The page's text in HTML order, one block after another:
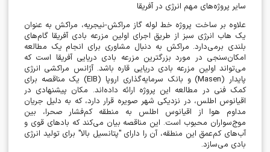
سایر پروژه‌های مهم انرژی در آفریقا
علاوه بر ساخت پروژه خط لوله گاز مراکش-نیجریه، مراکش به عنوان
یک هاب انرژی سبز از طریق اجرای اولین مزرعه بادی آفریقا گام‌های
بلندی برمی‌دارد. مراکش به دنبال مشاوری برای انجام یک مطالعه
امکان‌سنجی در مورد بزرگترین مزرعه بادی دریایی آفریقا است که
می‌تواند اولین مزرعه بادی دریایی قاره باشد. آژانس مراکشی انرژی
پایدار(Masen)و بانک سرمایه‌گذاری اروپا (EIB) یک مناقصه برای
کمک فنی در مطالعه این پروژه ارائه داده‌اند. مکان پیشنهادی در
اقیانوس اطلس، در نزدیکی شهر صویره قرار دارد، که به دلیل جریان
مداوم هوا از اقیانوس اطلس به منطقه کم‌فشار صحرا، بین
موج‌سواران محبوب است. این مناقصه بیان می‌کند که بادهای قوی و
آب‌های کم‌عمق این منطقه، آن را دارای "پتانسیل بالا" برای تولید انرژی
بادی می‌سازد.